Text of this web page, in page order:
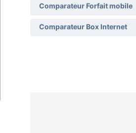
Comparateur Forfait mobile
Comparateur Box Internet